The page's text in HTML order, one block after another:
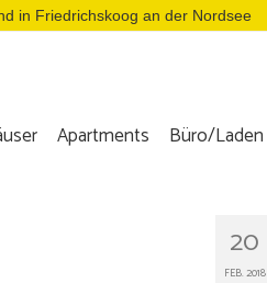
in Friedrichskoog an der Nordsee
Apartments Büro/Laden
20
FEB. 2018